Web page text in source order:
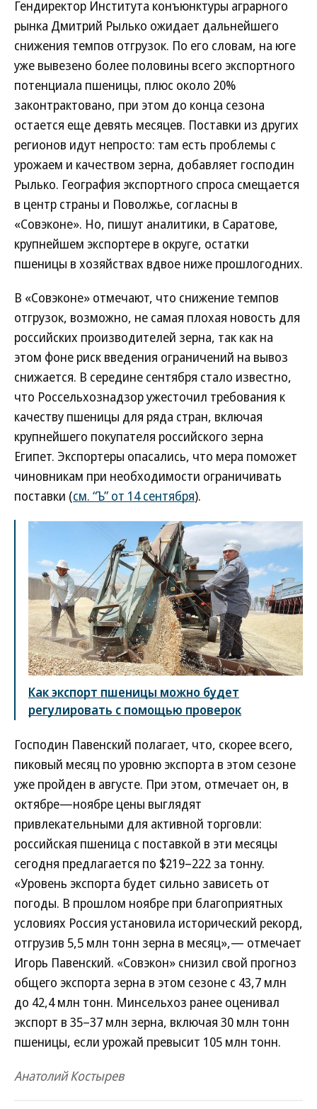
Гендиректор Института конъюнктуры аграрного
рынка Дмитрий Рылько ожидает дальнейшего
снижения темпов отгрузок. По его словам, на юге
уже вывезено более половины всего экспортного
потенциала пшеницы, плюс около 20%
законтрактовано, при этом до конца сезона
остается еще девять месяцев. Поставки из других
регионов идут непросто: там есть проблемы с
урожаем и качеством зерна, добавляет господин
Рылько. География экспортного спроса смещается
в центр страны и Поволжье, согласны в
«Совэконе». Но, пишут аналитики, в Саратове,
крупнейшем экспортере в округе, остатки
пшеницы в хозяйствах вдвое ниже прошлогодних.
В «Совэконе» отмечают, что снижение темпов
отгрузок, возможно, не самая плохая новость для
российских производителей зерна, так как на
этом фоне риск введения ограничений на вывоз
снижается. В середине сентября стало известно,
что Россельхознадзор ужесточил требования к
качеству пшеницы для ряда стран, включая
крупнейшего покупателя российского зерна
Египет. Экспортеры опасались, что мера поможет
чиновникам при необходимости ограничивать
поставки (см. “Ъ” от 14 сентября).
Как экспорт пшеницы можно будет
регулировать с помощью проверок
Господин Павенский полагает, что, скорее всего,
пиковый месяц по уровню экспорта в этом сезоне
уже пройден в августе. При этом, отмечает он, в
октябре—ноябре цены выглядят
привлекательными для активной торговли:
российская пшеница с поставкой в эти месяцы
сегодня предлагается по $219–222 за тонну.
«Уровень экспорта будет сильно зависеть от
погоды. В прошлом ноябре при благоприятных
условиях Россия установила исторический рекорд,
отгрузив 5,5 млн тонн зерна в месяц»,— отмечает
Игорь Павенский. «Совэкон» снизил свой прогноз
общего экспорта зерна в этом сезоне с 43,7 млн
до 42,4 млн тонн. Минсельхоз ранее оценивал
экспорт в 35–37 млн зерна, включая 30 млн тонн
пшеницы, если урожай превысит 105 млн тонн.
Анатолий Костырев